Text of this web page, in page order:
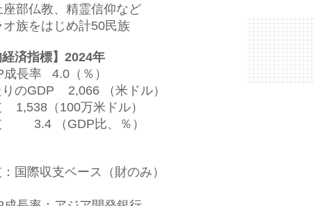
部仏教、精霊信仰など
族をはじめ計50民族
経済指標】2024年
成長率 4.0（％）
りのGDP 2,066 （米ドル）
1,538（100万米ドル）
3.4 （GDP比、％）
国際収支ベース（財のみ）